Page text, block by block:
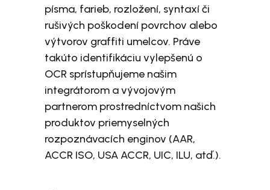
písma, farieb, rozložení, syntaxí či
rušivých poškodení povrchov alebo
výtvorov graffiti umelcov. Práve
takúto identifikáciu vylepšenú o
OCR sprístupňujeme našim
integrátorom a vývojovým
partnerom prostredníctvom našich
produktov priemyselných
rozpoznávacích enginov (AAR,
ACCR ISO, USA ACCR, UIC, ILU, atď.).